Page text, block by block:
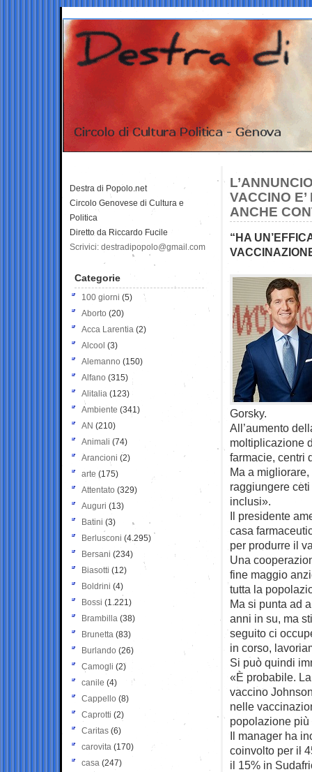
VACCINO
ANCHE
“HA
Gorsky.
All’aumento
moltiplicazione
farmacie, centri
Ma a
raggiungere
inclusi».
Il presidente
casa
per produrre il
Una
fine maggio
tutta la
Ma si punta ad
anni in su, ma
seguito ci
in corso,
Si può quindi
«È probabile.
vaccino
nelle
popolazione
Il manager ha
coinvolto per il
il 15% in
Destra di Popolo.net
Circolo Genovese di Cultura e
Politica
Diretto da Riccardo Fucile
Scrivici: destradipopolo@gmail.com
Categorie
100 giorni (5)
Aborto (20)
Acca Larentia (2)
Alcool (3)
Alemanno (150)
Alfano (315)
Alitalia (123)
Ambiente (341)
AN (210)
Animali (74)
Arancioni (2)
arte (175)
Attentato (329)
Auguri (13)
Batini (3)
Berlusconi (4.295)
Bersani (234)
Biasotti (12)
Boldrini (4)
Bossi (1.221)
Brambilla (38)
Brunetta (83)
Burlando (26)
Camogli (2)
canile (4)
Cappello (8)
Caprotti (2)
Caritas (6)
carovita (170)
casa (247)